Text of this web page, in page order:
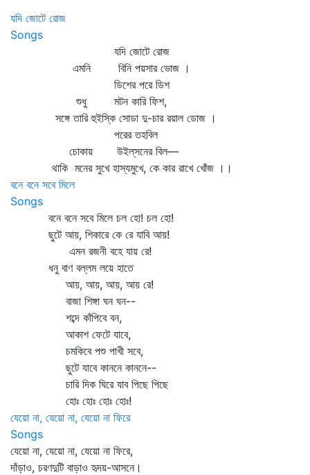
যদি জোটে রোজ
Songs
যদি জোটে রোজ
এমনি বিনি পয়সার ভোজ ।
ডিশের পরে ডিশ
শুধু মটন কারি ফিশ,
সঙ্গে তারি হুইস্কি সোডা দু-চার রয়াল ডোজ ।
পরের তহবিল
চোকায় উইল্‌সনের বিল—
থাকি মনের সুখে হাস্যমুখে, কে কার রাখে খোঁজ ।।
বনে বনে সবে মিলে
Songs
বনে বনে সবে মিলে চল হো! চল হো!
ছুটে আয়, শিকারে কে রে যাবি আয়!
এমন রজনী বহে যায় রে!
ধনু বাণ বল্লম লয়ে হাতে
আয়, আয়, আয়, আয় রে!
বাজা শিঙ্গা ঘন ঘন--
শব্দে কাঁপিবে বন,
আকাশ ফেটে যাবে,
চমকিবে পশু পাখী সবে,
ছুটে যাবে কাননে কাননে--
চারি দিক ঘিরে যাব পিছে পিছে
হোঃ হোঃ হোঃ হোঃ!
যেয়ো না, যেয়ো না, যেয়ো না ফিরে
Songs
যেয়ো না, যেয়ো না, যেয়ো না ফিরে,
দাঁড়াও, চরণদুটি বাড়াও হৃদয়-আসনে।